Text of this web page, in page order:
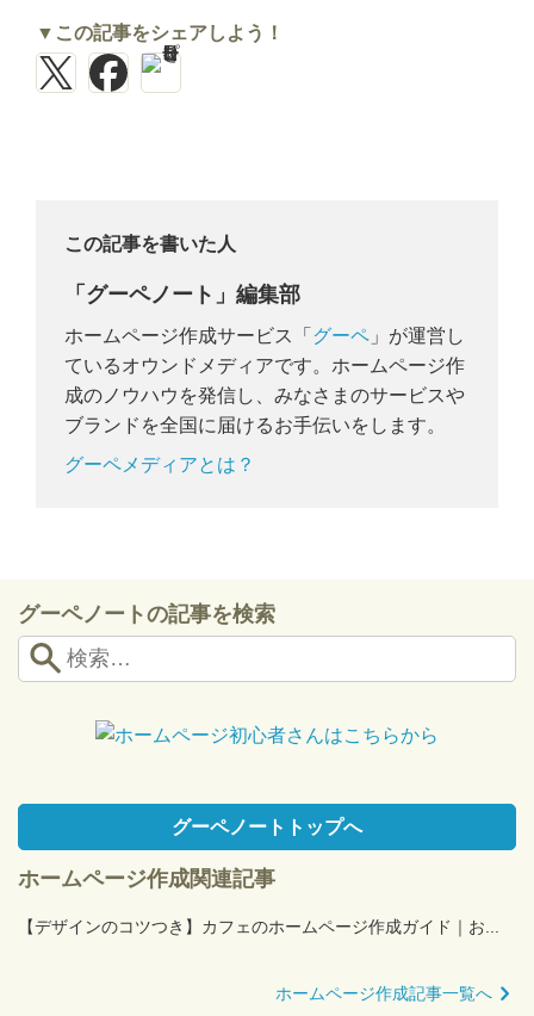
▼この記事をシェアしよう！
この記事を書いた人
「グーペノート」編集部
ホームページ作成サービス「 グーペ 」が運営し
ているオウンドメディアです。ホームページ作
成のノウハウを発信し、みなさまのサービスや
ブランドを全国に届けるお手伝いをします。
グーペメディアとは？
グーペノートの記事を検索
グーペノートトップへ
ホームページ作成関連記事
【デザインのコツつき】カフェのホームページ作成ガイド｜お...
ホームページ作成記事一覧へ